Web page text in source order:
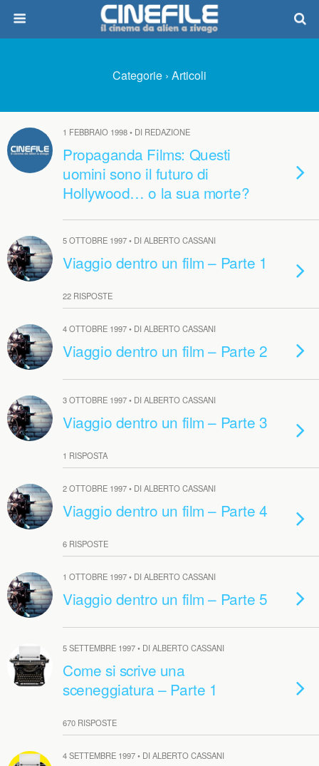
Categorie › Articoli
1 FEBBRAIO 1998 • DI REDAZIONE
Propaganda Films: Questi
uomini sono il futuro di
Hollywood… o la sua morte?
5 OTTOBRE 1997 • DI ALBERTO CASSANI
Viaggio dentro un film – Parte 1
22 RISPOSTE
4 OTTOBRE 1997 • DI ALBERTO CASSANI
Viaggio dentro un film – Parte 2
3 OTTOBRE 1997 • DI ALBERTO CASSANI
Viaggio dentro un film – Parte 3
1 RISPOSTA
2 OTTOBRE 1997 • DI ALBERTO CASSANI
Viaggio dentro un film – Parte 4
6 RISPOSTE
1 OTTOBRE 1997 • DI ALBERTO CASSANI
Viaggio dentro un film – Parte 5
5 SETTEMBRE 1997 • DI ALBERTO CASSANI
Come si scrive una
sceneggiatura – Parte 1
670 RISPOSTE
4 SETTEMBRE 1997 • DI ALBERTO CASSANI